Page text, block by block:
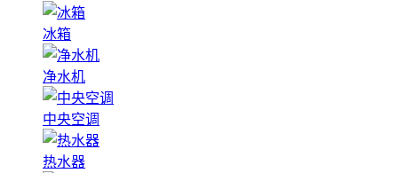
冰箱
净水机
中央空调
热水器